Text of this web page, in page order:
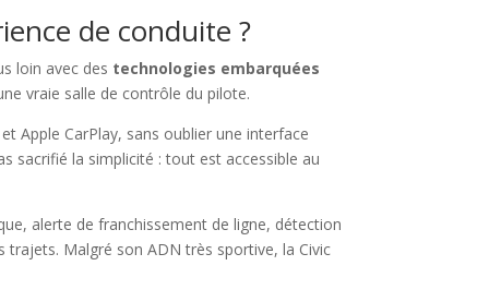
de conduite ?
loin avec des technologies embarquées
vraie salle de contrôle du pilote.
Apple CarPlay, sans oublier une interface
sacrifié la simplicité : tout est accessible au
alerte de franchissement de ligne, détection
Malgré son ADN très sportive, la Civic